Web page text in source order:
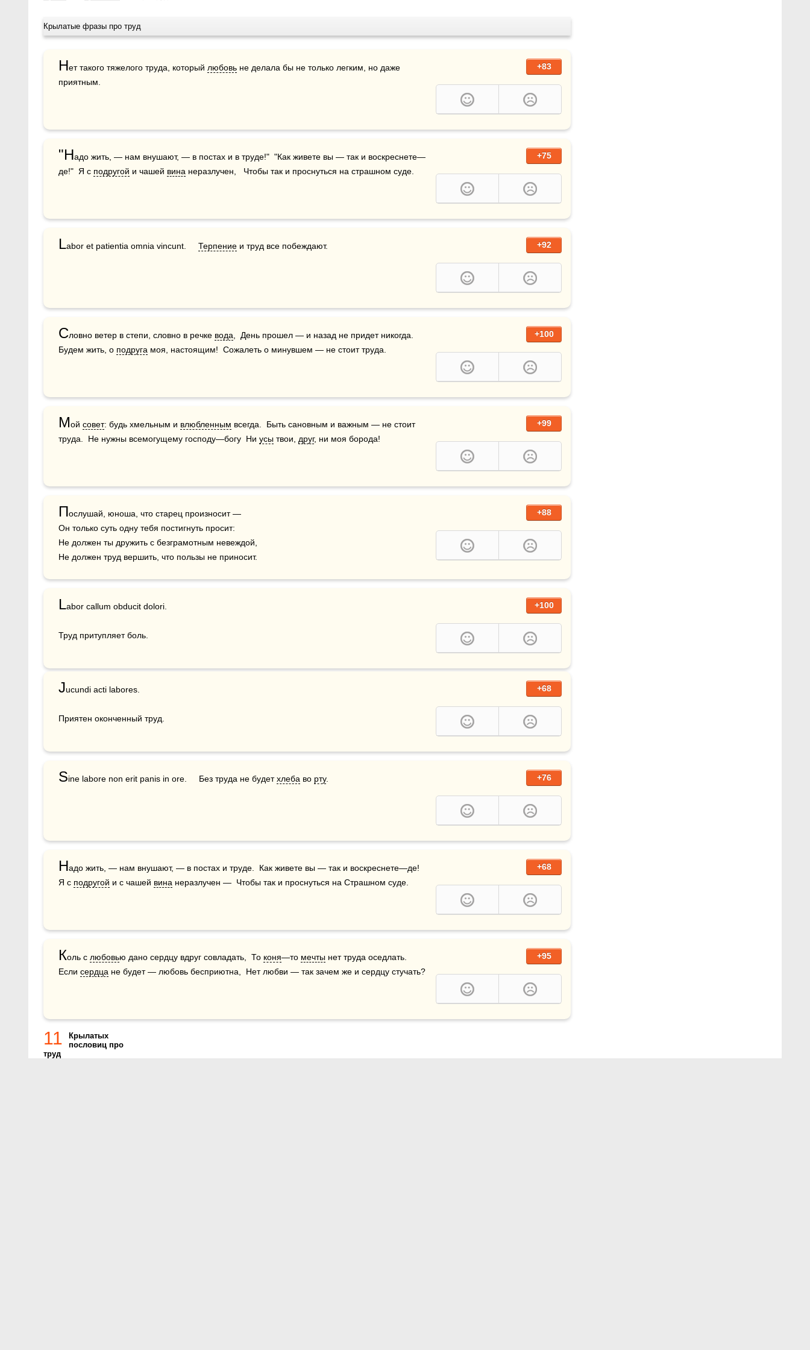
Крылатые фразы про труд
+83
Нет такого тяжелого труда, который любовь не делала бы не только легким, но даже
приятным.
+75
"Надо жить, — нам внушают, — в постах и в труде!"  "Как живете вы — так и воскреснете—
де!"  Я с подругой и чашей вина неразлучен,   Чтобы так и проснуться на страшном суде.
+92
Labor et patientia omnia vincunt. Терпение и труд все побеждают.
+100
Словно ветер в степи, словно в речке вода ,  День прошел — и назад не придет никогда.
Будем жить, о подруга моя, настоящим!  Сожалеть о минувшем — не стоит труда.
+99
Мой совет: будь хмельным и влюбленным всегда.  Быть сановным и важным — не стоит
труда.  Не нужны всемогущему господу—богу  Ни усы твои, друг, ни моя борода!
+88
Послушай, юноша, что старец произносит —
Он только суть одну тебя постигнуть просит:
Не должен ты дружить с безграмотным невеждой,
Не должен труд вершить, что пользы не приносит.
+100
Labor callum obducit dolori.
Труд притупляет боль.
+68
Jucundi acti labores.
Приятен оконченный труд.
+76
Sine labore non erit panis in ore.     Без труда не будет хлеба во рту.
+68
Надо жить, — нам внушают, — в постах и труде.  Как живете вы — так и воскреснете—де!
Я с подругой и с чашей вина неразлучен —  Чтобы так и проснуться на Страшном суде.
+95
Коль с любовью дано сердцу вдруг совладать,  То коня—то мечты нет труда оседлать.
Если сердца не будет — любовь бесприютна,  Нет любви — так зачем же и сердцу стучать?
11
Крылатых
пословиц про
труд